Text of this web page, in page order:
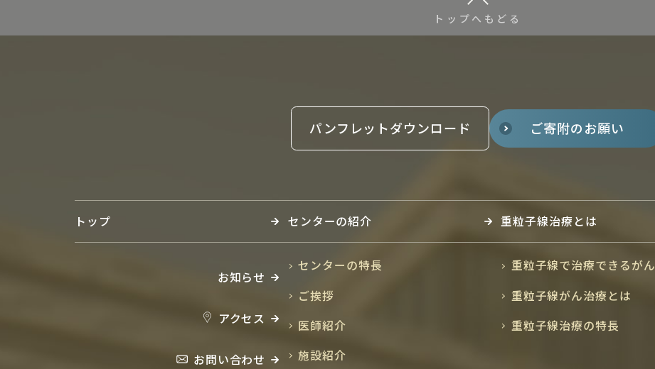
トップへもどる
パンフレットダウンロード ご寄附のお願い
トップ
お知らせ
アクセス
お問い合わせ
センターの紹介
センターの特長
ご挨拶
医師紹介
施設紹介
重粒子線治療とは
重粒子線で治療できるがん
重粒子線がん治療とは
重粒子線治療の特長